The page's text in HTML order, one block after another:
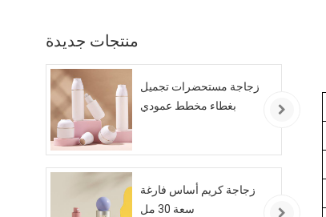
منتجات جديدة
زجاجة مستحضرات تجميل
بغطاء مخطط عمودي
زجاجة كريم أساس فارغة
سعة 30 مل